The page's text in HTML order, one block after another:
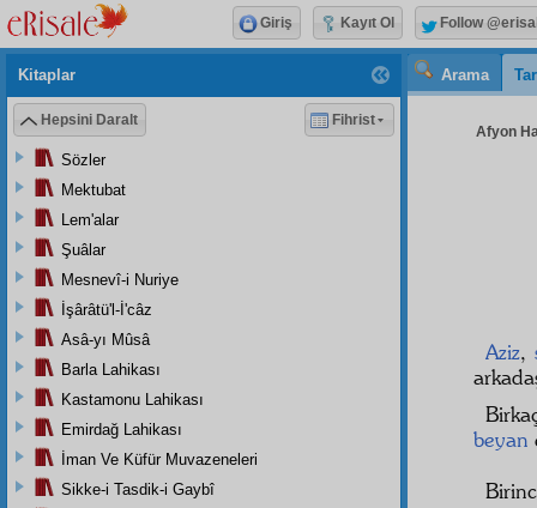
Arama
Afyon
Aziz,
beyan
Kitaplar
Hepsini Daralt Fihrist
Sözler
Mektubat
Lem'alar
Şuâlar
Mesnevî-i Nuriye
İşârâtü'l-İ'câz
Asâ-yı Mûsâ
Barla Lahikası
Kastamonu Lahikası
Emirdağ Lahikası
İman Ve Küfür Muvazeneleri
Sikke-i Tasdik-i Gaybî
Giriş Kayıt Ol Follow